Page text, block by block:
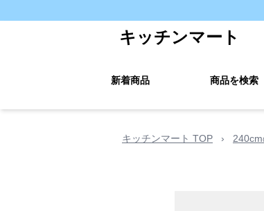
キッチンマート
新着商品 商品を検索
キッチンマート TOP ›